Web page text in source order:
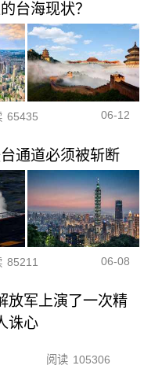
台海现状？
65435 06-12
通道必须被斩断
85211 06-08
放军上演了一次精
诛心
阅读 105306